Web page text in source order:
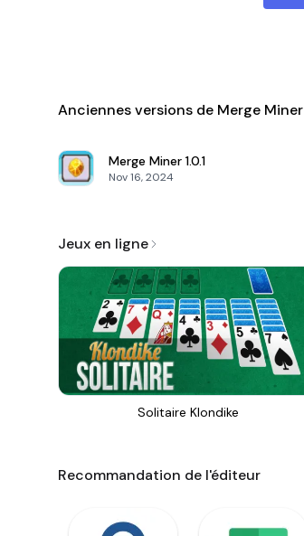
Anciennes versions de Merge Miner
Merge Miner 1.0.1
Nov 16, 2024
Jeux en ligne
Solitaire Klondike
Recommandation de l'éditeur